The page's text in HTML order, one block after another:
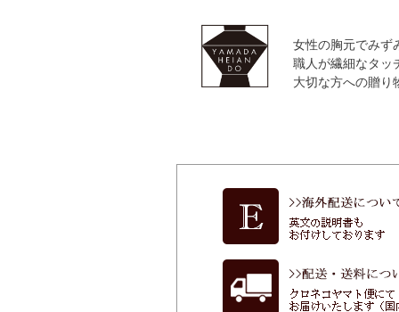
女性の胸元でみず
職人が繊細なタッ
大切な方への贈り